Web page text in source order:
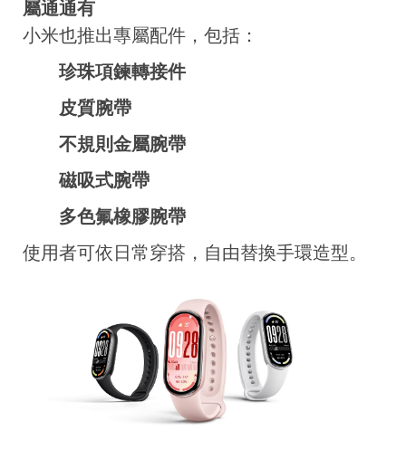
屬通通有
小米也推出專屬配件，包括：
珍珠項鍊轉接件
皮質腕帶
不規則金屬腕帶
磁吸式腕帶
多色氟橡膠腕帶
使用者可依日常穿搭，自由替換手環造型。